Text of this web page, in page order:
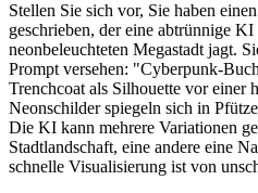
Stellen Sie sich vor, Sie haben
geschrieben, der eine abtrünnige KI
neonbeleuchteten Megastadt jagt.
Prompt versehen: "Cyberpunk-
Trenchcoat als Silhouette vor einer
Neonschilder spiegeln sich in
Die KI kann mehrere Variationen
Stadtlandschaft, eine andere eine
schnelle Visualisierung ist von